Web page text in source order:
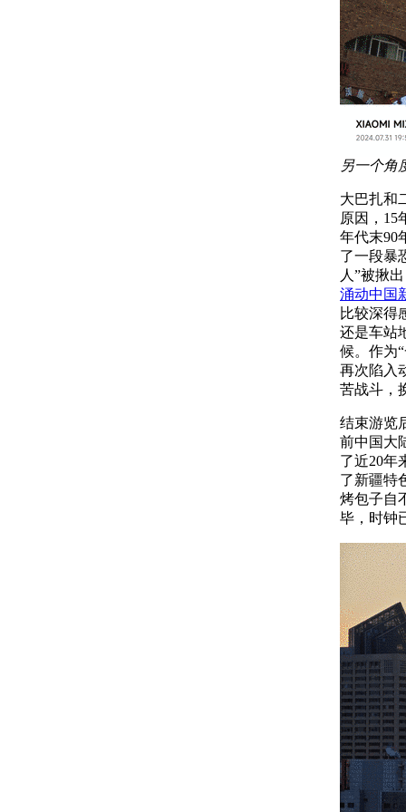
另一个角
大巴扎和
原因，15
年代末90
了一段暴
人”被揪
涌动中国
比较深得
还是车站
候。作为
再次陷入
苦战斗，
结束游览
前中国大
了近20年
了新疆特
烤包子自
毕，时钟